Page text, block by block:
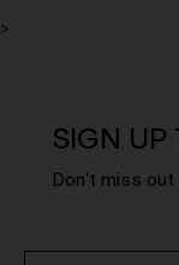
>
SIGN UP
Don't miss